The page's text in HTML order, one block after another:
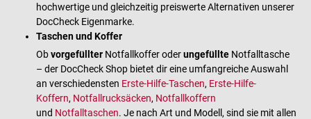
hochwertige und gleichzeitig preiswerte Alternativen unserer
DocCheck Eigenmarke.
Taschen und Koffer
Obvorgefüllter Notfallkoffer oderungefüllte Notfalltasche
– der DocCheck Shop bietet dir eine umfangreiche Auswahl
an verschiedensten Erste-Hilfe-Taschen, Erste-Hilfe-
Koffern, Notfallrucksäcken, Notfallkoffern
und Notfalltaschen. Je nach Art und Modell, sind sie mit allen